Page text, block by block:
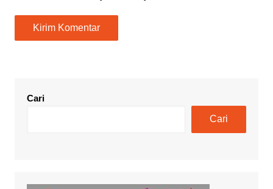
Cari
Cari